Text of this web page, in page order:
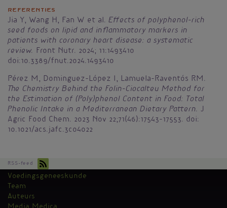
Referenties
Jia Y, Wang H, Fan W et al. Effects of polyphenol-rich
seed foods on lipid and inflammatory markers in
patients with coronary heart disease: a systematic
review.
Front Nutr. 2024; 11:1493410
doi:10.3389/fnut.2024.1493410
Pérez M, Dominguez-López I, Lamuela-Raventós RM.
The Chemistry Behind the Folin-Ciocalteu Method for
the Estimation of (Poly)phenol Content in Food: Total
Phenolic Intake in a Mediterranean Dietary Pattern. J
Agric Food Chem. 2023 Nov 22;71(46):17543-17553. doi:
10.1021/acs.jafc.3c04022
RSS-feed
Kantoormenu
Voedingsgeneeskunde
Team
Auteurs